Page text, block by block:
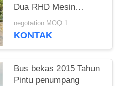
Dua RHD Mesin
Weichai Diesel Bus
Bus Sunlong SLK6126
negotation MOQ:1
KONTAK
Bus bekas 2015 Tahun
Pintu penumpang